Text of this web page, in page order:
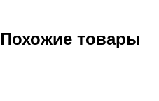
Похожие товары